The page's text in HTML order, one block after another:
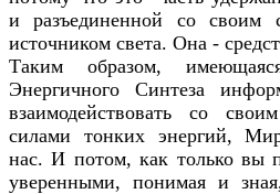
и разъединенной со своим
источником света. Она -
Таким образом,
Энергичного Синтеза
взаимодействовать со
силами тонких энергий,
нас. И потом, как только вы
уверенными, понимая и